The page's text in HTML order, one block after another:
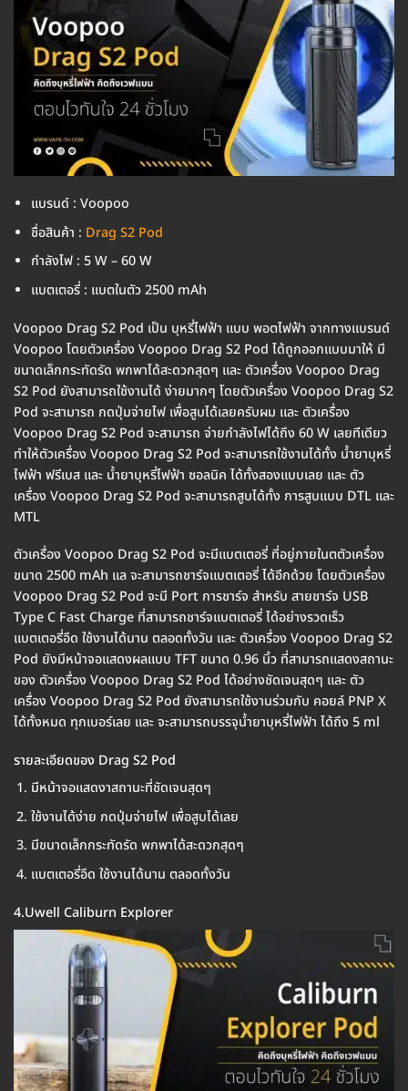
แบรนด์ : Voopoo
ชื่อสินค้า : Drag S2 Pod
กำลังไฟ : 5 W – 60 W
แบตเตอรี่ : แบตในตัว 2500 mAh
Voopoo Drag S2 Pod เป็น บุหรี่ไฟฟ้า แบบ พอตไฟฟ้า จากทางแบรนด์
Voopoo โดยตัวเครื่อง Voopoo Drag S2 Pod ได้ถูกออกแบบมาให้ มี
ขนาดเล็กกระทัดรัด พกพาได้สะดวกสุดๆ และ ตัวเครื่อง Voopoo Drag
S2 Pod ยังสามารถใช้งานได้ ง่ายมากๆ โดยตัวเครื่อง Voopoo Drag S2
Pod จะสามารถ กดปุ่มจ่ายไฟ เพื่อสูบได้เลยครับผม และ ตัวเครื่อง
Voopoo Drag S2 Pod จะสามารถ จ่ายกำลังไฟได้ถึง 60 W เลยทีเดียว
ทำให้ตัวเครื่อง Voopoo Drag S2 Pod จะสามารถใช้งานได้ทั้ง น้ำยาบุหรี่
ไฟฟ้า ฟรีเบส และ น้ำยาบุหรี่ไฟฟ้า ซอลนิค ได้ทั้งสองแบบเลย และ ตัว
เครื่อง Voopoo Drag S2 Pod จะสามารถสูบได้ทั้ง การสูบแบบ DTL และ
MTL
ตัวเครื่อง Voopoo Drag S2 Pod จะมีแบตเตอรี่ ที่อยู่ภายในตตัวเครื่อง
ขนาด 2500 mAh แล จะสามารถชาร์จแบตเตอรี่ ได้อีกด้วย โดยตัวเครื่อง
Voopoo Drag S2 Pod จะมี Port การชาร์จ สำหรับ สายชาร์จ USB
Type C Fast Charge ที่สามารถชาร์จแบตเตอรี่ ได้อย่างรวดเร็ว
แบตเตอรี่อึด ใช้งานได้นาน ตลอดทั้งวัน และ ตัวเครื่อง Voopoo Drag S2
Pod ยังมีหน้าจอแสดงผลแบบ TFT ขนาด 0.96 นิ้ว ที่สามารถแสดงสถานะ
ของ ตัวเครื่อง Voopoo Drag S2 Pod ได้อย่างชัดเจนสุดๆ และ ตัว
เครื่อง Voopoo Drag S2 Pod ยังสามารถใช้งานร่วมกับ คอยล์ PNP X
ได้ทั้งหมด ทุกเบอร์เลย และ จะสามารถบรรจุน้ำยาบุหรี่ไฟฟ้า ได้ถึง 5 ml
รายละเอียดของ Drag S2 Pod
มีหน้าจอแสดงาสถานะที่ชัดเจนสุดๆ
ใช้งานได้ง่าย กดปุ่มจ่ายไฟ เพื่อสูบได้เลย
มีขนาดเล็กกระทัดรัด พกพาได้สะดวกสุดๆ
แบตเตอรี่อึด ใช้งานได้นาน ตลอดทั้งวัน
4.Uwell Caliburn Explorer